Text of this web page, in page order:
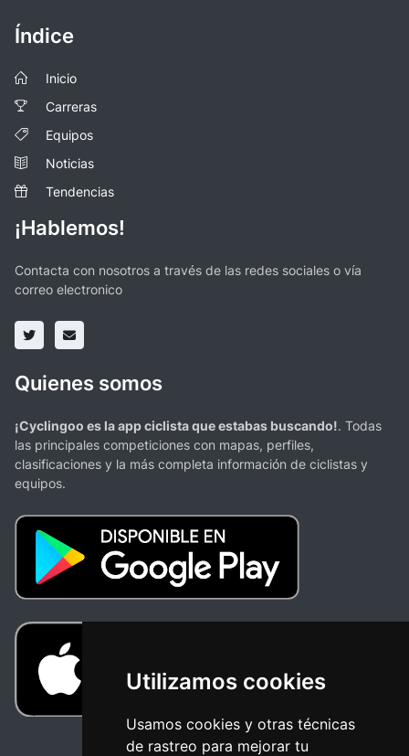
Utilizamos cookies
Usamos cookies y otras técnicas
de rastreo para mejorar tu
Índice
Inicio
Carreras
Equipos
Noticias
Tendencias
¡Hablemos!
Contacta con nosotros a través de las redes sociales o vía
correo electronico
Quienes somos
¡Cyclingoo es la app ciclista que estabas buscando!. Todas
las principales competiciones con mapas, perfiles,
clasificaciones y la más completa información de ciclistas y
equipos.